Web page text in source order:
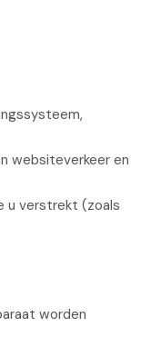
websiteverkeer en
u verstrekt (zoals
worden